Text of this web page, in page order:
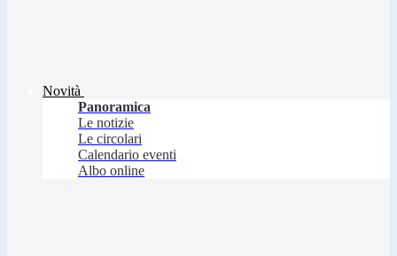
Novità
Panoramica
Le notizie
Le circolari
Calendario eventi
Albo online